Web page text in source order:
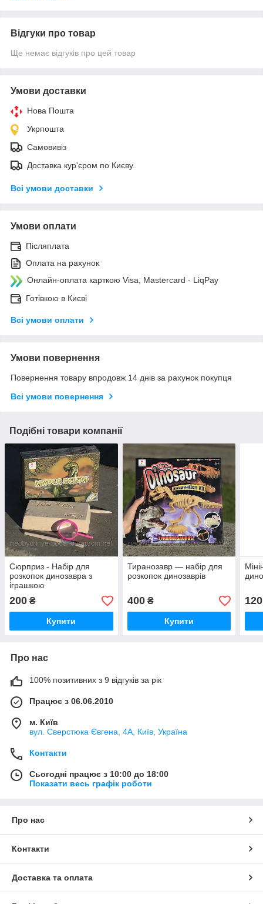
Відгуки про товар
Ще немає відгуків про цей товар
Умови доставки
Нова Пошта
Укрпошта
Самовивіз
Доставка кур'єром по Києву.
Всі умови доставки
Умови оплати
Післяплата
Оплата на рахунок
Онлайн-оплата карткою Visa, Mastercard - LiqPay
Готівкою в Києві
Всі умови оплати
Умови повернення
Повернення товару впродовж 14 днів за рахунок покупця
Всі умови повернення
Подібні товари компанії
Сюрприз - Набір для
розкопок динозавра з
іграшкою
200 ₴
Купити
Тиранозавр — набір для
розкопок динозаврів
400₴
Купити
120
Про нас
100% позитивних з 9 відгуків за рік
Працює з 06.06.2010
м. Київ
вул. Сверстюка Євгена, 4А, Київ, Україна
Контакти
Сьогодні працює з 10:00 до 18:00
Показати весь графік роботи
Про нас
Контакти
Доставка та оплата